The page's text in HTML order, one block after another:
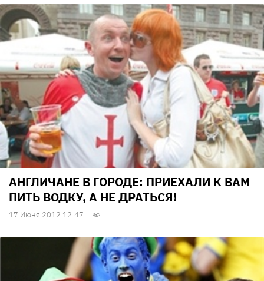
АНГЛИЧАНЕ В ГОРОДЕ: ПРИЕХАЛИ К ВАМ
ПИТЬ ВОДКУ, А НЕ ДРАТЬСЯ!
17 Июня 2012 12:47